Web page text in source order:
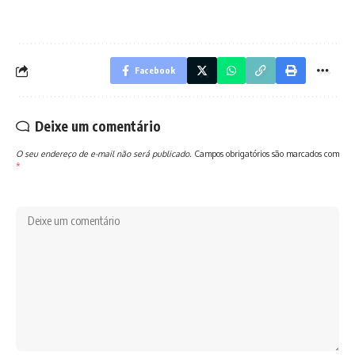
Facebook
Deixe um comentário
O seu endereço de e-mail não será publicado. Campos obrigatórios são marcados com
*